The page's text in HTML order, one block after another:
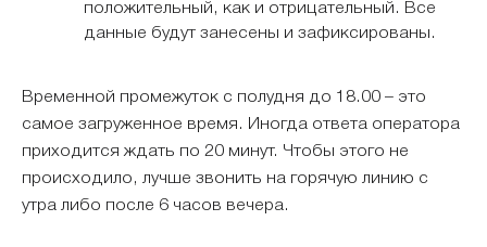
положительный, как и отрицательный. Все
данные будут занесены и зафиксированы.
Временной промежуток с полудня до 18.00 – это
самое загруженное время. Иногда ответа оператора
приходится ждать по 20 минут. Чтобы этого не
происходило, лучше звонить на горячую линию с
утра либо после 6 часов вечера.